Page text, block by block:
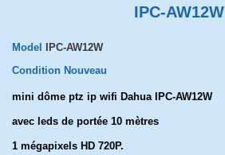
IPC-AW12W
Model
IPC-AW12W
Condition Nouveau
mini dôme ptz ip wifi Dahua IPC-AW12W
avec leds de portée 10 mètres
1 mégapixels HD 720P.